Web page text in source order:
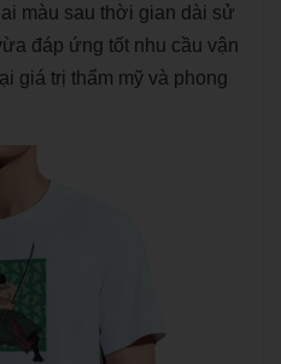
màu sau thời gian dài sử
đáp ứng tốt nhu cầu vận
giá trị thẩm mỹ và phong